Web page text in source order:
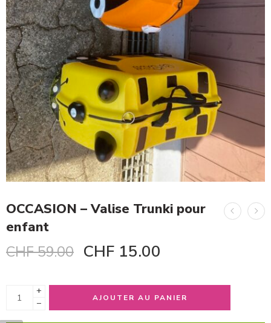
OCCASION – Valise Trunki pour
enfant
CHF59.00 CHF 15.00
+
−
AJOUTER AU PANIER